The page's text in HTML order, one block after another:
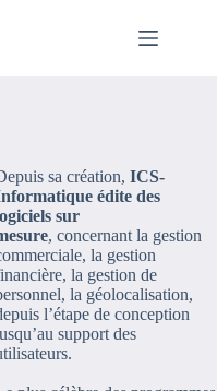
sa création, ICS-
édite des
sur
, concernant la gestion
la gestion
la gestion de
la géolocalisation,
l’étape de conception
support des